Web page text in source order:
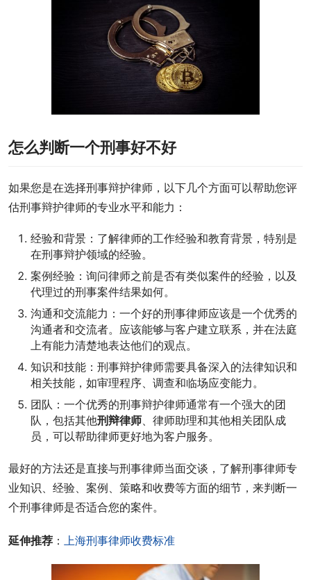
怎么判断一个刑事好不好
如果您是在选择刑事辩护律师，以下几个方面可以帮助您评
估刑事辩护律师的专业水平和能力：
经验和背景：了解律师的工作经验和教育背景，特别是
在刑事辩护领域的经验。
案例经验：询问律师之前是否有类似案件的经验，以及
代理过的刑事案件结果如何。
沟通和交流能力：一个好的刑事律师应该是一个优秀的
沟通者和交流者。应该能够与客户建立联系，并在法庭
上有能力清楚地表达他们的观点。
知识和技能：刑事辩护律师需要具备深入的法律知识和
相关技能，如审理程序、调查和临场应变能力。
团队：一个优秀的刑事辩护律师通常有一个强大的团
队，包括其他刑辩律师、律师助理和其他相关团队成
员，可以帮助律师更好地为客户服务。
最好的方法还是直接与刑事律师当面交谈，了解刑事律师专
业知识、经验、案例、策略和收费等方面的细节，来判断一
个刑事律师是否适合您的案件。
延伸推荐 ： 上海刑事律师收费标准